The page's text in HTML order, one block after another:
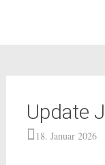
Update
18. Januar 2026